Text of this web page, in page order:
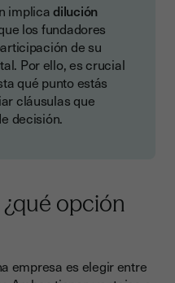
implicadilución
los fundadores
de su
Por ello, es crucial
qué punto estás
cláusulas que
decisión.
opción
empresa es elegir entre